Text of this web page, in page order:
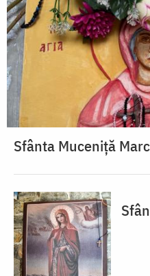
Sfânta Muceniță